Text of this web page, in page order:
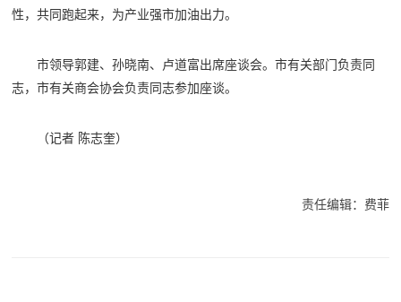
性，共同跑起来，为产业强市加油出力。
市领导郭建、孙晓南、卢道富出席座谈会。市有关部门负责同
志，市有关商会协会负责同志参加座谈。
（记者 陈志奎）
责任编辑：费菲